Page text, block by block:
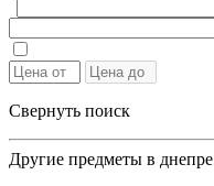
Свернуть поиск
Другие предметы в днепре